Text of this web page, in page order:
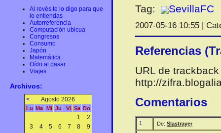
Tag: SevillaFC
2007-05-16 10:55 |
Referencias
URL de
http://
Comentarios
1 De: Slastrayer
Al revés te lo digo para que
lo entiendas
Autorreferencia
Computación ubicua
Congresos
Consumo
Japón
Matemática
Oído al pasar
Viajes
Archivos:
< Agosto 2026
Lu Ma Mi Ju Vi Sa Do
1
2
3
4 5 6 7 8
9